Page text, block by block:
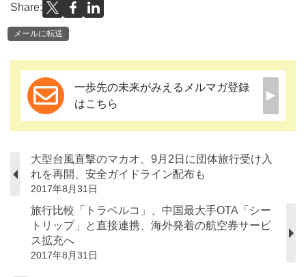
Share:
メールに転送
一歩先の未来がみえるメルマガ登録
はこちら
大型台風直撃のマカオ、9月2日に団体旅行受け入
れを再開、安全ガイドライン配布も
2017年8月31日
旅行比較「トラベルコ」、中国最大手OTA「シー
トリップ」と直接連携、海外発着の航空券サービ
ス拡充へ
2017年8月31日